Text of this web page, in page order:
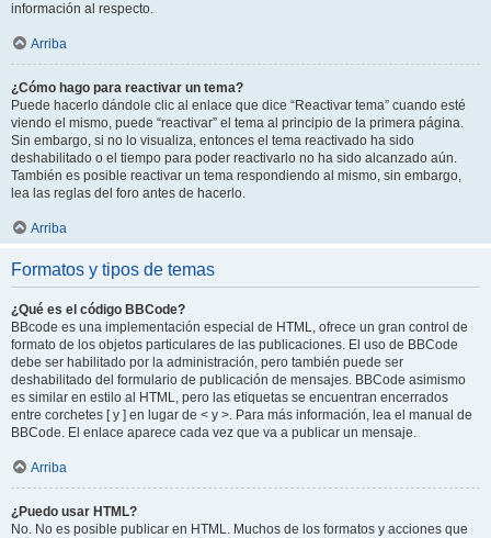
información al respecto.
Arriba
¿Cómo hago para reactivar un tema?
Puede hacerlo dándole clic al enlace que dice “Reactivar tema” cuando esté
viendo el mismo, puede “reactivar” el tema al principio de la primera página.
Sin embargo, si no lo visualiza, entonces el tema reactivado ha sido
deshabilitado o el tiempo para poder reactivarlo no ha sido alcanzado aún.
También es posible reactivar un tema respondiendo al mismo, sin embargo,
lea las reglas del foro antes de hacerlo.
Arriba
Formatos y tipos de temas
¿Qué es el código BBCode?
BBcode es una implementación especial de HTML, ofrece un gran control de
formato de los objetos particulares de las publicaciones. El uso de BBCode
debe ser habilitado por la administración, pero también puede ser
deshabilitado del formulario de publicación de mensajes. BBCode asimismo
es similar en estilo al HTML, pero las etiquetas se encuentran encerrados
entre corchetes [ y ] en lugar de < y >. Para más información, lea el manual de
BBCode. El enlace aparece cada vez que va a publicar un mensaje.
Arriba
¿Puedo usar HTML?
No. No es posible publicar en HTML. Muchos de los formatos y acciones que